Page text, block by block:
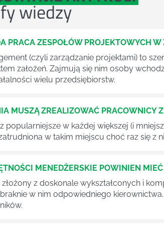
wiedzy
PRACA ZESPOŁÓW PROJEKTOWYCH
(czyli zarządzanie projektami) to
założeń. Zajmują się nim osoby
wielu przedsiębiorstw.
MUSZĄ ZREALIZOWAĆ PRACOWNICY
popularniejsze w każdej większej (i
w takim miejscu choć raz się z
MENEDŻERSKIE POWINIEN
złożony z doskonale wykształconych i
w nim odpowiedniego